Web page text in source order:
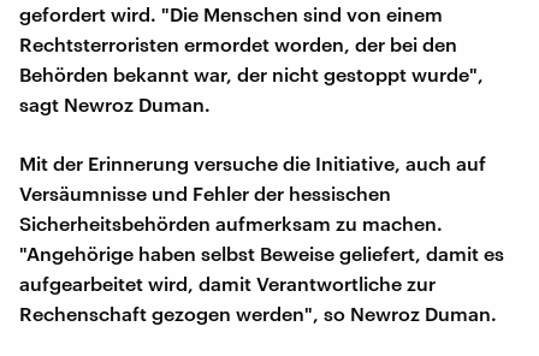
gefordert wird. "Die Menschen sind von einem
Rechtsterroristen ermordet worden, der bei den
Behörden bekannt war, der nicht gestoppt wurde",
sagt Newroz Duman.
Mit der Erinnerung versuche die Initiative, auch auf
Versäumnisse und Fehler der hessischen
Sicherheitsbehörden aufmerksam zu machen.
"Angehörige haben selbst Beweise geliefert, damit es
aufgearbeitet wird, damit Verantwortliche zur
Rechenschaft gezogen werden", so Newroz Duman.